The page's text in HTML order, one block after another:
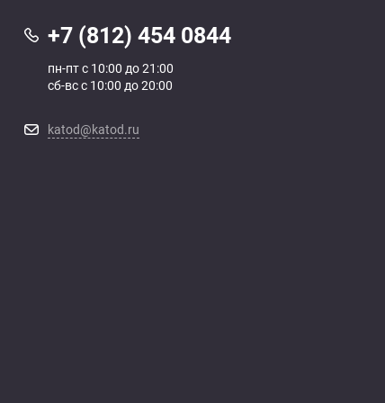
+7 (812) 454 0844
пн-пт с 10:00 до 21:00
сб-вс с 10:00 до 20:00
katod@katod.ru